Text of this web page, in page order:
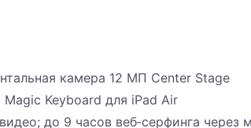
камера 12 МП Center Stage
Keyboard для iPad Air
до 9 часов веб‑серфинга через